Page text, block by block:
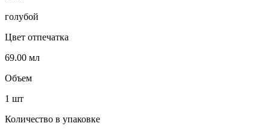
голубой
Цвет отпечатка
69.00 мл
Объем
1 шт
Количество в упаковке